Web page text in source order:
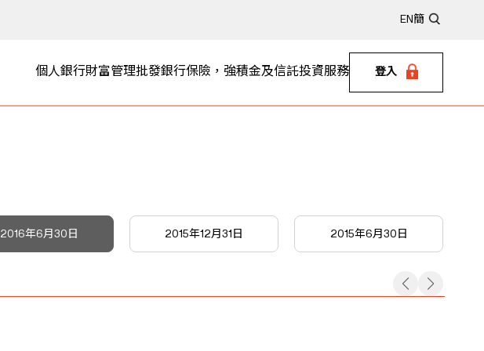
EN 簡
個人銀行財富管理批發銀行保險，強積金及信託投資服務 登入
2016年6月30日 2015年12月31日 2015年6月30日